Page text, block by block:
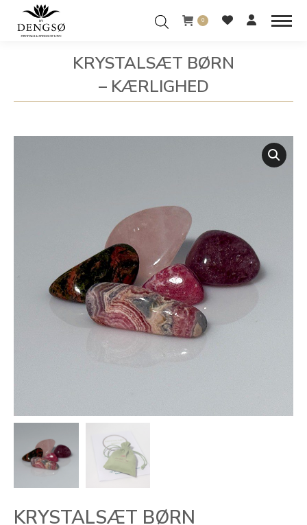
0
KRYSTALSÆT BØRN
– KÆRLIGHED
You are here:
KRYSTALSÆT BØRN